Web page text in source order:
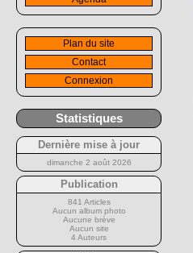
Plan du site
Contact
Connexion
Statistiques
Dernière mise à jour
dimanche 2 août 2026
Publication
841 Articles
Aucun album photo
Aucune brève
Aucun site
4 Auteurs